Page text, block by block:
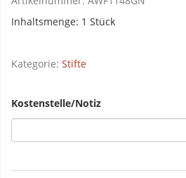
Inhaltsmenge: 1 Stück
Kategorie: Stifte
Kostenstelle/Notiz